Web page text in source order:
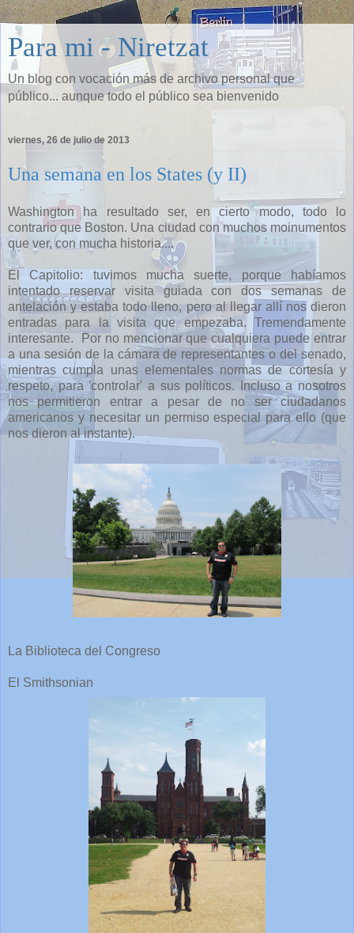
Para mi - Niretzat
Un blog con vocación más de archivo personal que
público... aunque todo el público sea bienvenido
viernes, 26 de julio de 2013
Una semana en los States (y II)
Washington ha resultado ser, en cierto modo, todo lo
contrario que Boston. Una ciudad con muchos moinumentos
que ver, con mucha historia....
El Capitolio: tuvimos mucha suerte, porque habíamos
intentado reservar visita guiada con dos semanas de
antelación y estaba todo lleno, pero al llegar allí nos dieron
entradas para la visita que empezaba. Tremendamente
interesante. Por no mencionar que cualquiera puede entrar
a una sesión de la cámara de representantes o del senado,
mientras cumpla unas elementales normas de cortesía y
respeto, para 'controlar' a sus políticos. Incluso a nosotros
nos permitieron entrar a pesar de no ser ciudadanos
americanos y necesitar un permiso especial para ello (que
nos dieron al instante).
La Biblioteca del Congreso
El Smithsonian